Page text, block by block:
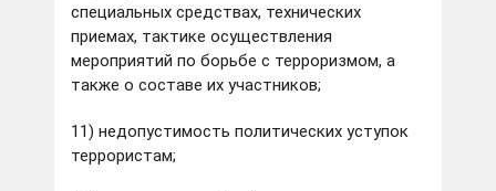
специальных средствах, технических
приемах, тактике осуществления
мероприятий по борьбе с терроризмом, а
также о составе их участников;
11) недопустимость политических уступок
террористам;